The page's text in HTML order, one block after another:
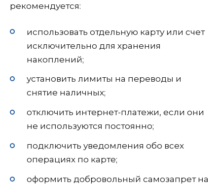
рекомендуется:
использовать отдельную карту или счет
исключительно для хранения
накоплений;
установить лимиты на переводы и
снятие наличных;
отключить интернет-платежи, если они
не используются постоянно;
подключить уведомления обо всех
операциях по карте;
оформить добровольный самозапрет на